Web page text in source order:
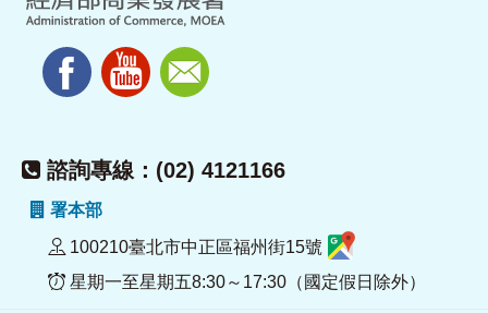
諮詢專線：(02) 4121166
署本部
100210臺北市中正區福州街15號
星期一至星期五8:30～17:30（國定假日除外）